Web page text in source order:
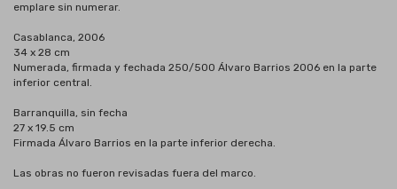
emplare sin numerar.
Casablanca, 2006
34 x 28 cm
Numerada, firmada y fechada 250/500 Álvaro Barrios 2006 en la parte
inferior central.
Barranquilla, sin fecha
27 x 19.5 cm
Firmada Álvaro Barrios en la parte inferior derecha.
Las obras no fueron revisadas fuera del marco.